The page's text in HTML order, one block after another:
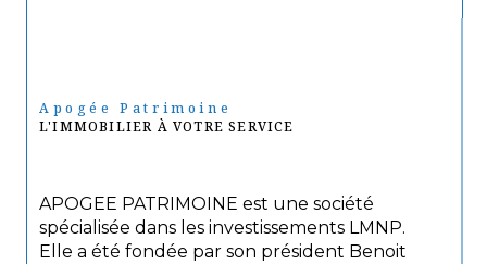
Apogée Patrimoine
L'IMMOBILIER À VOTRE SERVICE
APOGEE PATRIMOINE est une société
spécialisée dans les investissements LMNP.
Elle a été fondée par son président Benoit